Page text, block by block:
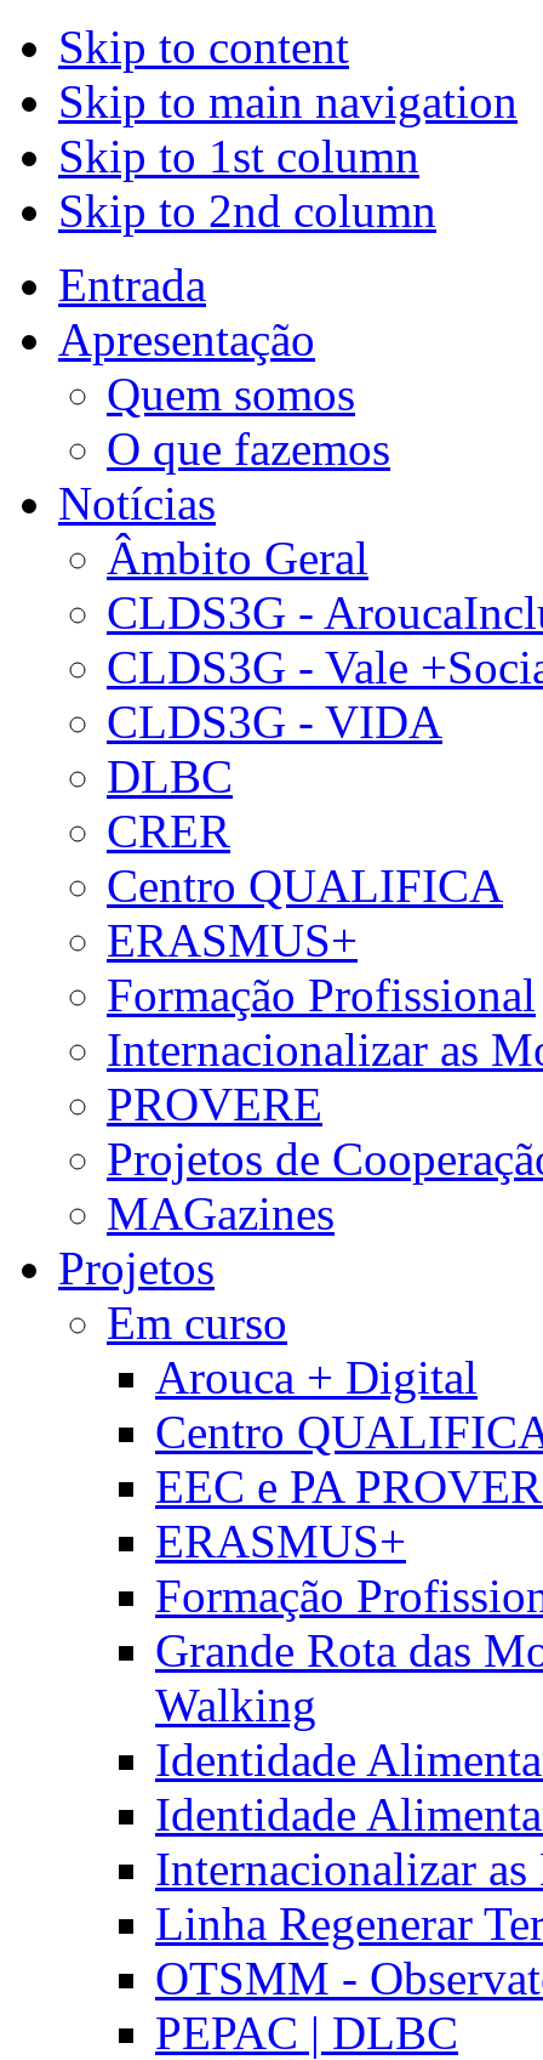
Skip to content
Skip to main navigation
Skip to 1st column
Skip to 2nd column
Entrada
Apresentação
Quem somos
O que fazemos
Notícias
Âmbito Geral
CLDS3G -
CLDS3G - Vale
CLDS3G - VIDA
DLBC
CRER
Centro QUALIFICA
ERASMUS+
Formação Profissional
Internacionalizar as
PROVERE
Projetos de
MAGazines
Projetos
Em curso
Arouca + Digital
Centro
EEC e PA
ERASMUS+
Formação
Grande Rota das
Walking
Identidade
Identidade
Internacionalizar
Linha Regenerar
OTSMM -
PEPAC | DLBC